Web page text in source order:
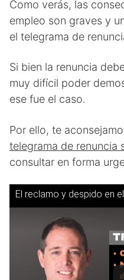
Como verás, las
empleo son graves y
el telegrama de
Si bien la renuncia
muy difícil poder
ese fue el caso.
Por ello, te
telegrama de renuncia
consultar en forma
El reclamo y despido en